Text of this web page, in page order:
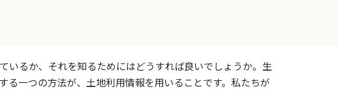
るか、それを知るためにはどうすれば良いでしょうか。生
一つの方法が、土地利用情報を用いることです。私たちが